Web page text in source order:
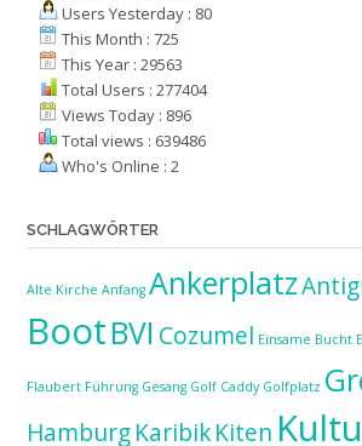
Users Yesterday : 80
This Month : 725
This Year : 29563
Total Users : 277404
Views Today : 896
Total views : 639486
Who's Online : 2
SCHLAGWÖRTER
Alte Kirche Anfang Ankerplatz
BootBVI Cozumel Einsame Bucht
Flaubert Führung Gesang Golf Caddy Golfplatz
HamburgKaribikKiten